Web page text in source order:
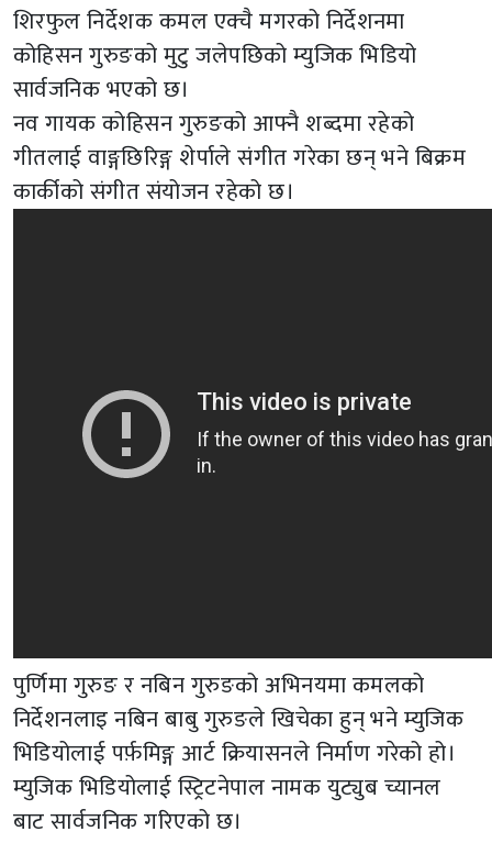
शिरफुल निर्देशक कमल एक्चै मगरको निर्देशनमा
कोहिसन गुरुङको मुटु जलेपछिको म्युजिक भिडियो
सार्वजनिक भएको छ।
नव गायक कोहिसन गुरुङको आफ्नै शब्दमा रहेको
गीतलाई वाङ्गछिरिङ्ग शेर्पाले संगीत गरेका छन् भने बिक्रम
कार्कीको संगीत संयोजन रहेको छ।
पुर्णिमा गुरुङ र नबिन गुरुङको अभिनयमा कमलको
निर्देशनलाइ नबिन बाबु गुरुङले खिचेका हुन् भने म्युजिक
भिडियोलाई पर्फ़मिङ्ग आर्ट क्रियासनले निर्माण गरेको हो।
म्युजिक भिडियोलाई स्ट्रिटनेपाल नामक युट्युब च्यानल
बाट सार्वजनिक गरिएको छ।